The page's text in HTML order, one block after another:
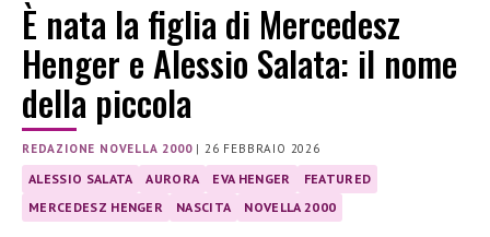
È nata la figlia di Mercedesz
Henger e Alessio Salata: il nome
della piccola
REDAZIONE NOVELLA 2000| 26 FEBBRAIO 2026
ALESSIO SALATA AURORA EVA HENGER
FEATURED
MERCEDESZ HENGER
NASCITA NOVELLA 2000